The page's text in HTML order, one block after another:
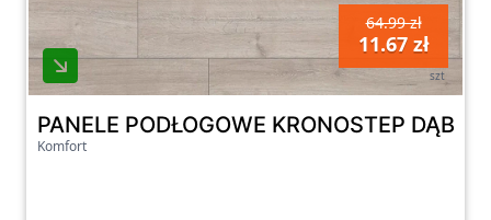
64.99 zł
11.67 zł
szt
PANELE PODŁOGOWE KRONOSTEP DĄB
Komfort